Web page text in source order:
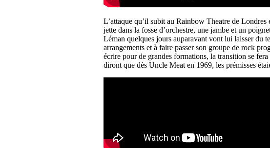
L’attaque qu’il subit au Rainbow Theatre de
jette dans la fosse d’orchestre, une jambe et un
Léman quelques jours auparavant vont lui laisser du
arrangements et à faire passer son groupe de rock
écrire pour de grandes formations, la transition se
diront que dès Uncle Meat en 1969, les prémisses